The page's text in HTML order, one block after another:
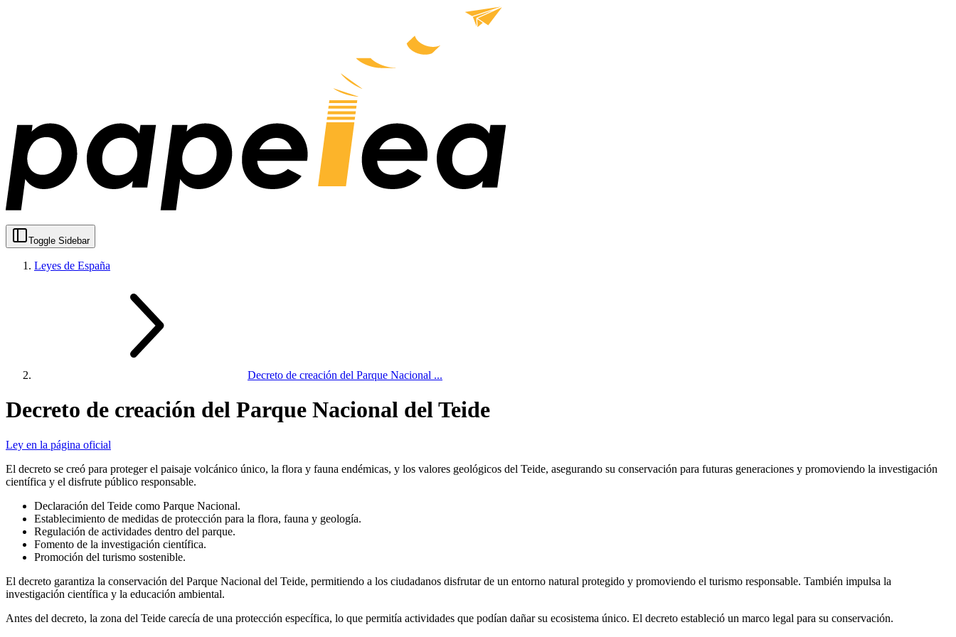
Toggle Sidebar
Leyes de España
Decreto de creación del Parque Nacional ...
Decreto de creación del Parque Nacional del Teide
Ley en la página oficial
El decreto se creó para proteger el paisaje volcánico único, la flora y fauna endémicas, y los valores geológicos del Teide, asegurando su conservación para futuras generaciones y promoviendo la investigación
científica y el disfrute público responsable.
Declaración del Teide como Parque Nacional.
Establecimiento de medidas de protección para la flora, fauna y geología.
Regulación de actividades dentro del parque.
Fomento de la investigación científica.
Promoción del turismo sostenible.
El decreto garantiza la conservación del Parque Nacional del Teide, permitiendo a los ciudadanos disfrutar de un entorno natural protegido y promoviendo el turismo responsable. También impulsa la
investigación científica y la educación ambiental.
Antes del decreto, la zona del Teide carecía de una protección específica, lo que permitía actividades que podían dañar su ecosistema único. El decreto estableció un marco legal para su conservación.